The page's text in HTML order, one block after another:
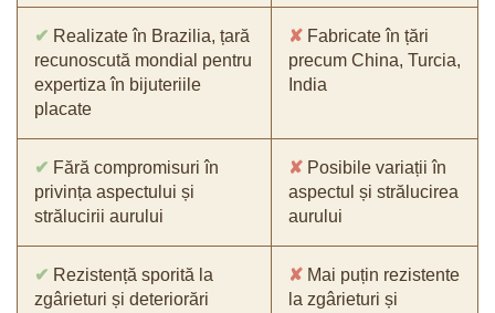
✔ Realizate în Brazilia, țară
recunoscută mondial pentru
expertiza în bijuteriile
placate
✘ Fabricate în țări
precum China, Turcia,
India
✔ Fără compromisuri în
privința aspectului și
strălucirii aurului
✘ Posibile variații în
aspectul și strălucirea
aurului
✔ Rezistență sporită la
zgârieturi și deteriorări
✘ Mai puțin rezistente
la zgârieturi și